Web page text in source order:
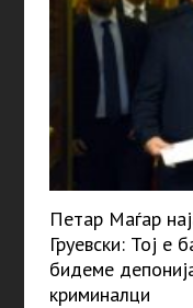
Петар Маѓар
Груевски: Тој е
бидеме
криминалци